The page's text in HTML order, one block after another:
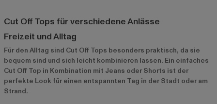
Cut Off Tops für verschiedene Anlässe
Freizeit und Alltag
Für den Alltag sind Cut Off Tops besonders praktisch, da sie
bequem sind und sich leicht kombinieren lassen. Ein einfaches
Cut Off Top in Kombination mit Jeans oder Shorts ist der
perfekte Look für einen entspannten Tag in der Stadt oder am
Strand.